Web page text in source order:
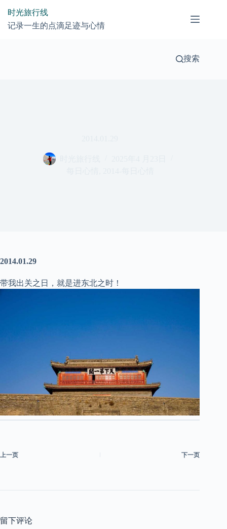
时光旅行线
记录一生的点滴足迹与心情
搜索
2014.01.29
带我出关之日，就是进东北之时！
上一页 下一页
留下评论